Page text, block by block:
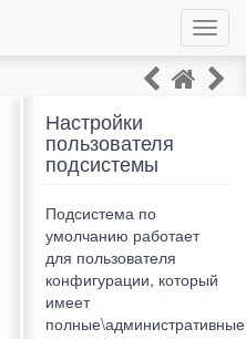
Настройки
пользователя
подсистемы
Подсистема по
умолчанию работает
для пользователя
конфигурации, который
имеет
полные\административные